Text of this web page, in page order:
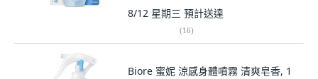
8/12 星期三 預計送達
(16)
Biore 蜜妮 涼感身體噴霧 清爽皂香, 1